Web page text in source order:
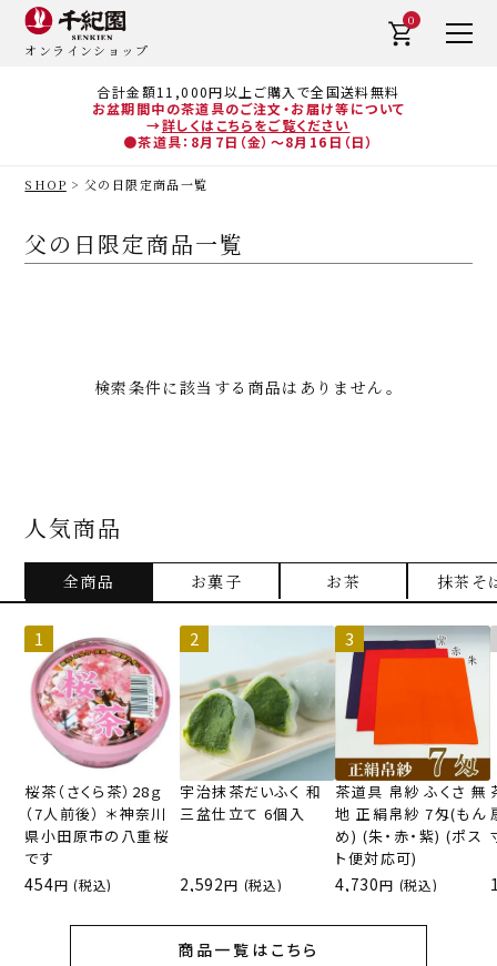
合計金額11,000円以上ご購入で全国送料無料
お盆期間中の茶道具のご注文・お届け等について
→詳しくはこちらをご覧ください
●茶道具：8月7日（金）～8月16日（日）
オンラインショップ
0
SHOP 父の日限定商品一覧
父の日限定商品一覧
検索条件に該当する商品はありません。
人気商品
全商品 お菓子 お茶 抹茶そ
桜茶（さくら茶）28ｇ
（7人前後） ＊神奈川
県小田原市の八重桜
です
454 (税込)
宇治抹茶だいふく 和
三盆仕立て 6個入
2,592 (税込)
茶道具 帛紗 ふくさ 無
地 正絹帛紗 7匁(もん
め) (朱・赤・紫) (ポス
ト便対応可)
4,730 (税込)
商品一覧はこちら